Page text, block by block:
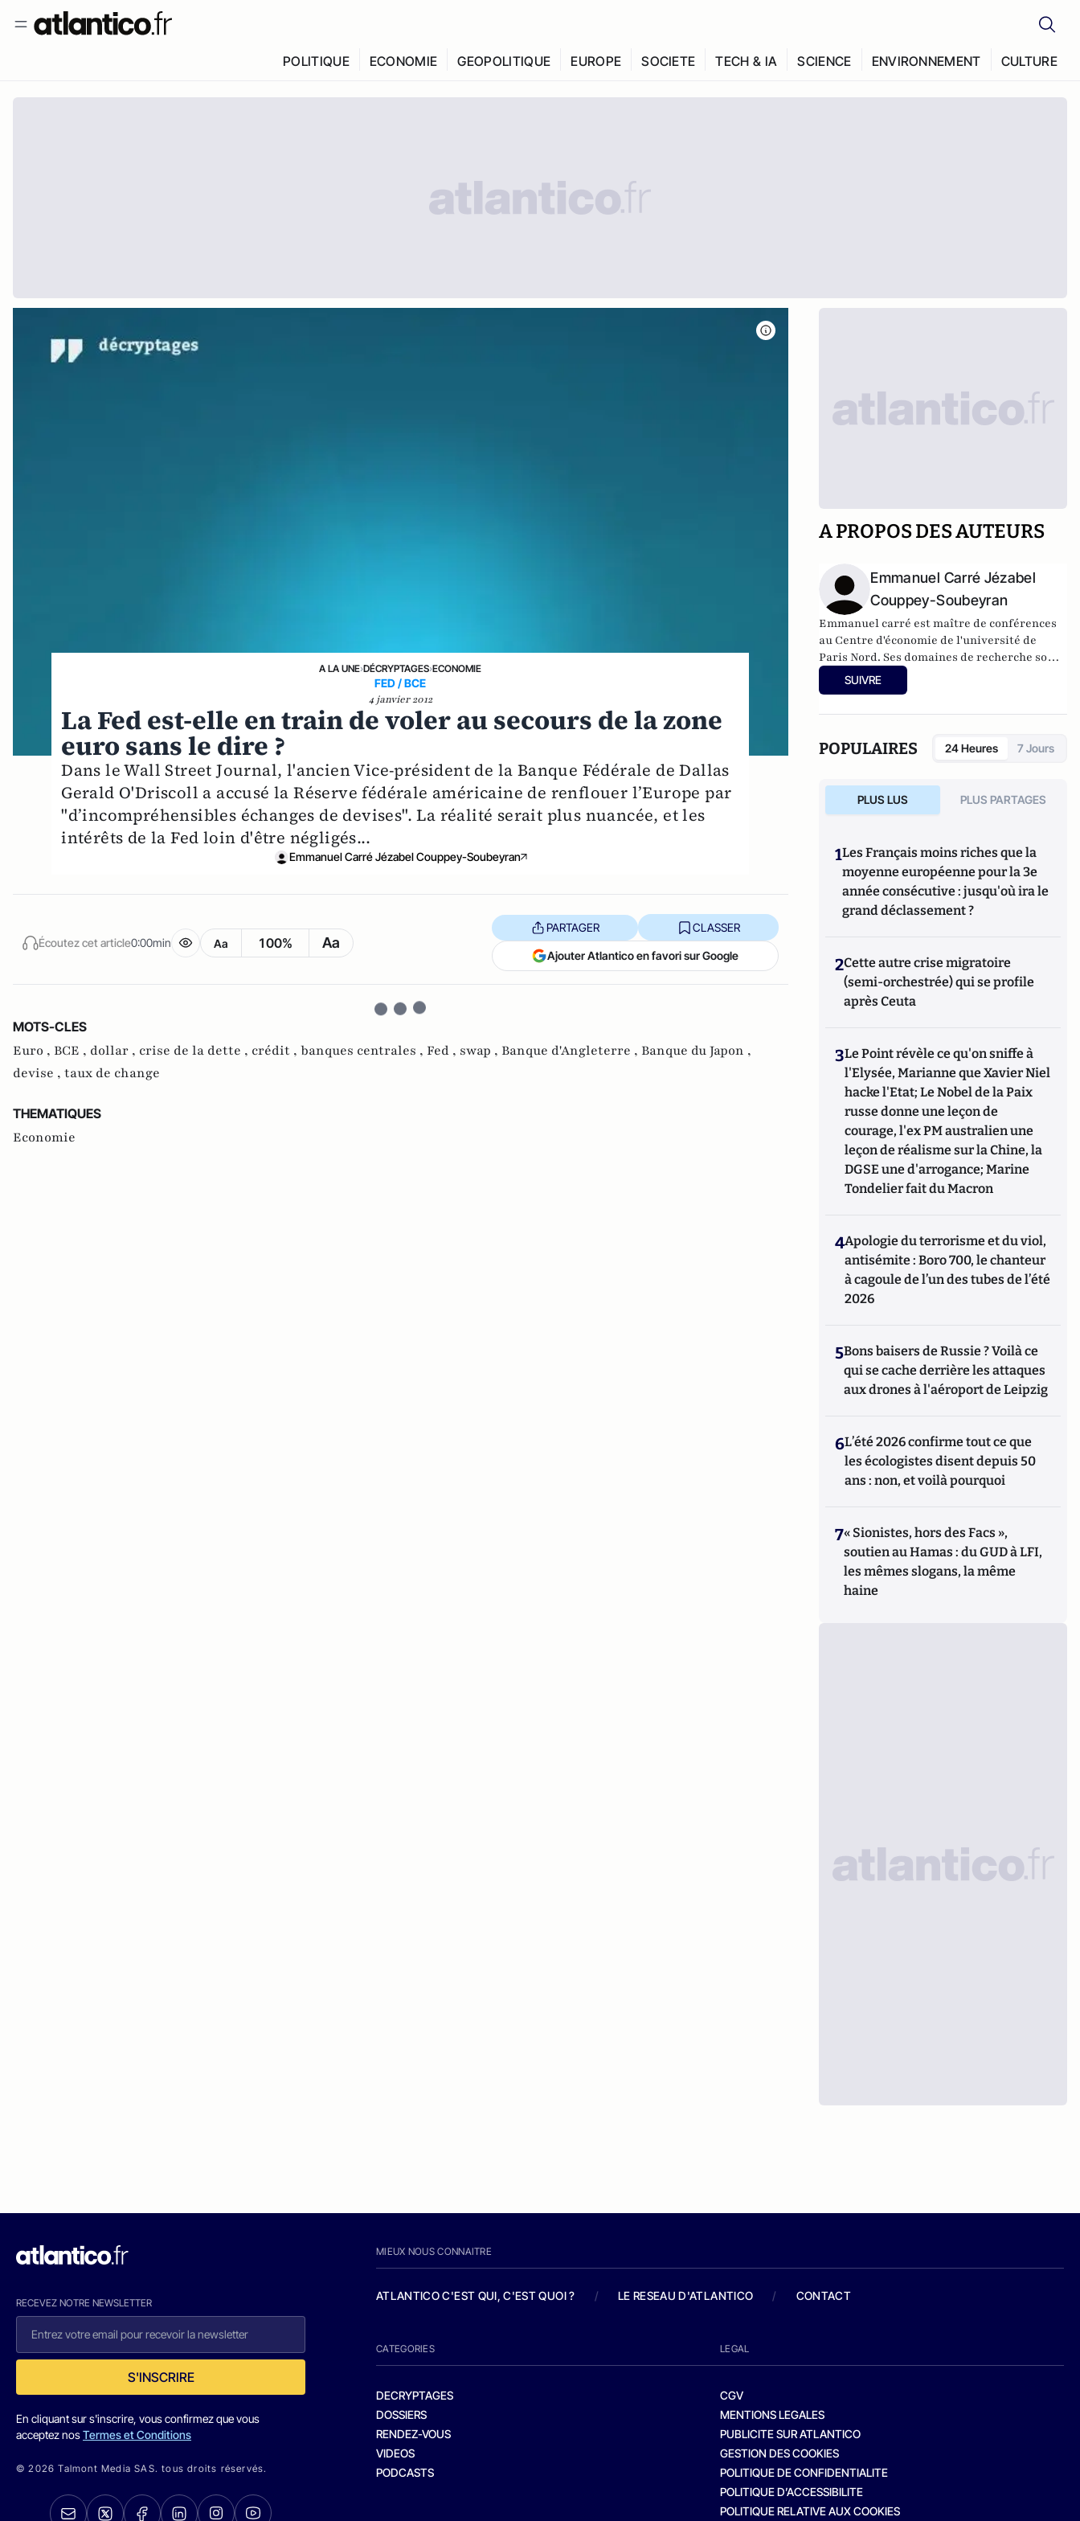
POLITIQUE ECONOMIE GEOPOLITIQUE EUROPE SOCIETE TECH & IA SCIENCE ENVIRONNEMENT CULTURE
A LA UNE›DÉCRYPTAGES›ECONOMIE
FED / BCE
4 janvier 2012
La Fed est-elle en train de voler au secours de la zone
euro sans le dire ?
Dans le Wall Street Journal, l'ancien Vice-président de la Banque Fédérale de Dallas
Gerald O'Driscoll a accusé la Réserve fédérale américaine de renflouer l’Europe par
"d’incompréhensibles échanges de devises". La réalité serait plus nuancée, et les
intérêts de la Fed loin d'être négligés...
Emmanuel Carré Jézabel Couppey-Soubeyran
Écoutez cet article0:00min Aa 100% Aa
PARTAGER CLASSER
Ajouter Atlantico en favori sur Google
MOTS-CLES
Euro , BCE , dollar , crise de la dette , crédit , banques centrales , Fed , swap , Banque d'Angleterre , Banque du Japon ,
devise , taux de change
THEMATIQUES
Economie
A PROPOS DES AUTEURS
Emmanuel Carré Jézabel
Couppey-Soubeyran
Emmanuel carré est maître de conférences
au Centre d'économie de l'université de
Paris Nord. Ses domaines de recherche sont
la macroéconomie financière et la politique
monétaire. Jézabel Couppey-Soubeyran est
Professionnel "Contrôle des risques
bancaires, sécurité financière et
SUIVRE
POPULAIRES 24 Heures 7 Jours
PLUS LUS PLUS PARTAGES
1Les Français moins riches que la
moyenne européenne pour la 3e
année consécutive : jusqu'où ira le
grand déclassement ?
2Cette autre crise migratoire
(semi-orchestrée) qui se profile
après Ceuta
3Le Point révèle ce qu'on sniffe à
l'Elysée, Marianne que Xavier Niel
hacke l'Etat; Le Nobel de la Paix
russe donne une leçon de
courage, l'ex PM australien une
leçon de réalisme sur la Chine, la
DGSE une d'arrogance; Marine
Tondelier fait du Macron
4Apologie du terrorisme et du viol,
antisémite : Boro 700, le chanteur
à cagoule de l’un des tubes de l’été
2026
5Bons baisers de Russie ? Voilà ce
qui se cache derrière les attaques
aux drones à l'aéroport de Leipzig
6L’été 2026 confirme tout ce que
les écologistes disent depuis 50
ans : non, et voilà pourquoi
7« Sionistes, hors des Facs »,
soutien au Hamas : du GUD à LFI,
les mêmes slogans, la même
haine
RECEVEZ NOTRE NEWSLETTER
S'INSCRIRE
En cliquant sur s'inscrire, vous confirmez que vous
acceptez nosTermes et Conditions
© 2026 Talmont Media SAS. tous droits réservés.
MIEUX NOUS CONNAITRE
ATLANTICO C'EST QUI, C'EST QUOI ? / LE RESEAU D'ATLANTICO / CONTACT
CATEGORIES
DECRYPTAGES
DOSSIERS
RENDEZ-VOUS
VIDEOS
PODCASTS
LEGAL
CGV
MENTIONS LEGALES
PUBLICITE SUR ATLANTICO
GESTION DES COOKIES
POLITIQUE DE CONFIDENTIALITE
POLITIQUE D’ACCESSIBILITE
POLITIQUE RELATIVE AUX COOKIES